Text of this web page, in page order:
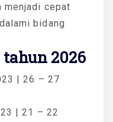
menjadi cepat
bidang
2026
| 26 – 27
| 21 – 22